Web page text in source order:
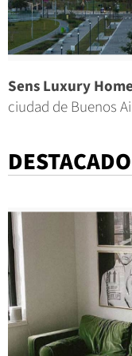
Sens Luxury
ciudad de Buenos